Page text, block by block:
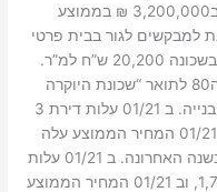
זכו ל ביקוש רב, דירות 5 חדרים נמכרות ב3,200,000 ₪ בממוצע
למבקשים לגור בבית פרטי
ובסמיכות למרכז העיר. המחיר הממוצע בשכונה 20,200 ש”ח למ”ר.
שכונת אברמוביץ: השכונה זכתה בשנות ה80 לתואר “שכונת היוקרה
של ראשון לציון” בזכות המיקום ואיכות הבנייה. ב 01/21 עלות דירת 3
חדרים ממוצעת הייתה 1,5150,000, וב 01/21 המחיר הממוצע עלה
ל1,630,000. עלייה של 8.5% בממוצע בשנה האחרונה. ב 01/21 עלות
דירת 4 חדרים ממוצעת הייתה 1,700,000, וב 01/21 המחיר הממוצע